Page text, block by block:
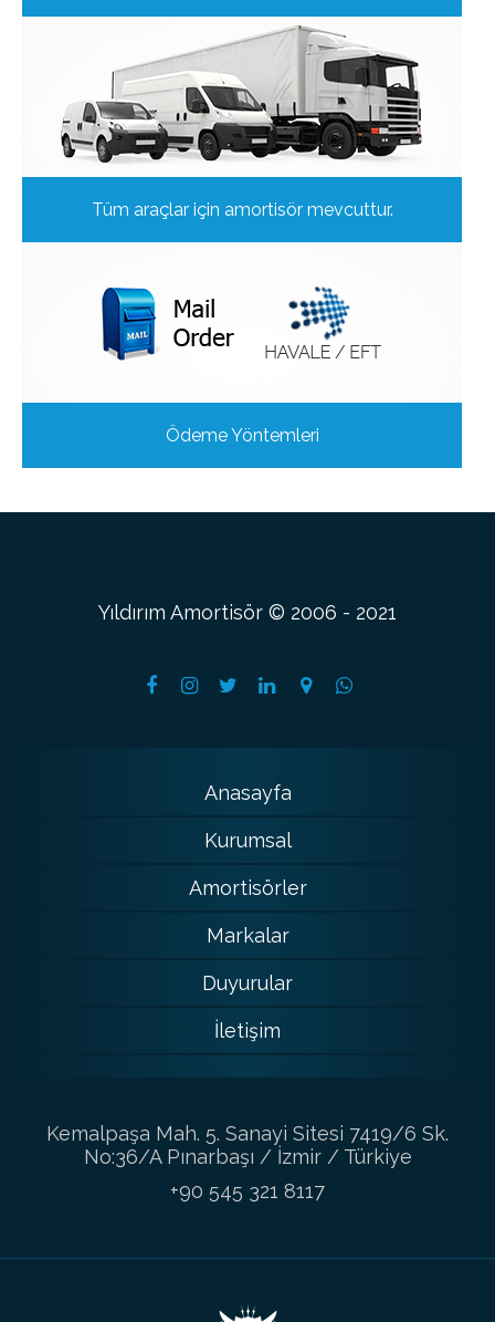
Tüm araçlar için amortisör mevcuttur.
Ödeme Yöntemleri
Yıldırım Amortisör © 2006 - 2021
Anasayfa
Kurumsal
Amortisörler
Markalar
Duyurular
İletişim
Kemalpaşa Mah. 5. Sanayi Sitesi 7419/6 Sk.
No:36/A Pınarbaşı / İzmir / Türkiye
+90 545 321 8117